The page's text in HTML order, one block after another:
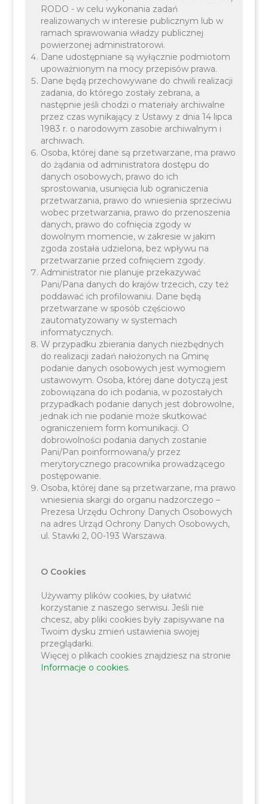
Informujemy, że w związku z wejściem w życie art.
14 ustawy z dnia 26 maja 2023 r. o zmianie ustawy
- Prawo o ruchu drogowym oraz niektórych innych
ustaw (Dz. U. z 2023 r., poz. 1123) licencje na
wykonywanie krajowego transportu drogowego w
zakresie przewozu osób taksówką wydane przed
dniem 17.09.2023 r. zachowują ważność do upływu
okresu, na który zostały udzielone, nie dłużej
jednak niż do dnia 30 czerwca 2024 r.
Przedsiębiorcy posiadający licencje wydane przed
dniem 17.09.2023 r. są obowiązani w terminie do
dnia 31 marca 2024 r. w formie pisemnej, w postaci
papierowej lub elektronicznej przedłożyć
organowi, który udzielił licencji dokumenty
potwierdzające spełnienie wymagań określonych
w art. 6 ust. 1 pkt 2 i art. 8 ust. 3 pkt 3a ustawy z
dnia 6 września 2001 r. o transporcie drogowym
(t.j. Dz. U. z 2022 r. poz. 2201 ze zm.) tj.:
Wniosek o weryfikację
przedsiębiorcy osobiście
wykonującego przewozy i/lub
zgłoszonych kierowców.
Wykaz kierowców.
RODO - w celu wykonania zadań
realizowanych w interesie publicznym lub w
ramach sprawowania władzy publicznej
powierzonej administratorowi.
Dane udostępniane są wyłącznie podmiotom
upoważnionym na mocy przepisów prawa.
Dane będą przechowywane do chwili realizacji
zadania, do którego zostały zebrana, a
następnie jeśli chodzi o materiały archiwalne
przez czas wynikający z Ustawy z dnia 14 lipca
1983 r. o narodowym zasobie archiwalnym i
archiwach.
Osoba, której dane są przetwarzane, ma prawo
do żądania od administratora dostępu do
danych osobowych, prawo do ich
sprostowania, usunięcia lub ograniczenia
przetwarzania, prawo do wniesienia sprzeciwu
wobec przetwarzania, prawo do przenoszenia
danych, prawo do cofnięcia zgody w
dowolnym momencie, w zakresie w jakim
zgoda została udzielona, bez wpływu na
przetwarzanie przed cofnięciem zgody.
Administrator nie planuje przekazywać
Pani/Pana danych do krajów trzecich, czy też
poddawać ich profilowaniu. Dane będą
przetwarzane w sposób częściowo
zautomatyzowany w systemach
informatycznych.
W przypadku zbierania danych niezbędnych
do realizacji zadań nałożonych na Gminę
podanie danych osobowych jest wymogiem
ustawowym. Osoba, której dane dotyczą jest
zobowiązana do ich podania, w pozostałych
przypadkach podanie danych jest dobrowolne,
jednak ich nie podanie może skutkować
ograniczeniem form komunikacji. O
dobrowolności podania danych zostanie
Pani/Pan poinformowana/y przez
merytorycznego pracownika prowadzącego
postępowanie.
Osoba, której dane są przetwarzane, ma prawo
wniesienia skargi do organu nadzorczego –
Prezesa Urzędu Ochrony Danych Osobowych
na adres Urząd Ochrony Danych Osobowych,
ul. Stawki 2, 00-193 Warszawa.
O Cookies
Używamy plików cookies, by ułatwić
korzystanie z naszego serwisu. Jeśli nie
chcesz, aby pliki cookies były zapisywane na
Twoim dysku zmień ustawienia swojej
przeglądarki.
Więcej o plikach cookies znajdziesz na stronie
Informacje o cookies.